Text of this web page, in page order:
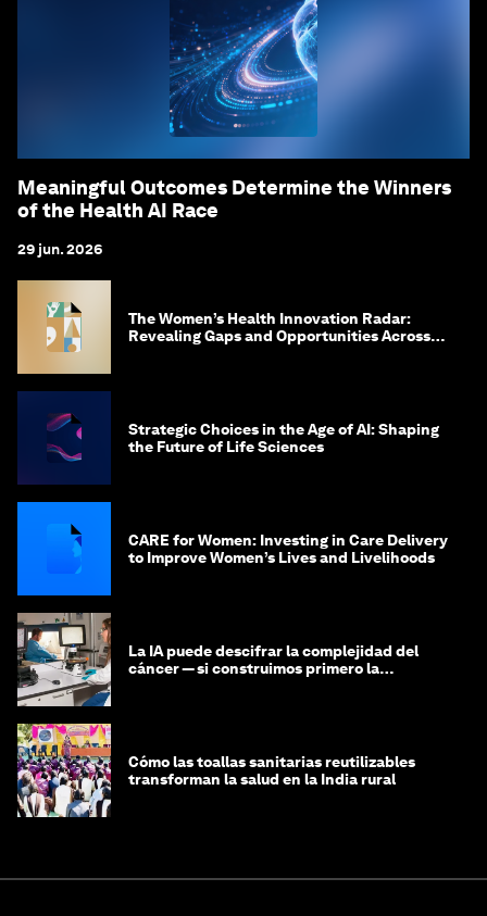
Meaningful Outcomes Determine the Winners
of the Health AI Race
29 jun. 2026
The Women’s Health Innovation Radar:
Revealing Gaps and Opportunities Across
Strategic Choices in the Age of AI: Shaping
the Future of Life Sciences
CARE for Women: Investing in Care Delivery
to Improve Women’s Lives and Livelihoods
La IA puede descifrar la complejidad del
cáncer — si construimos primero la
Cómo las toallas sanitarias reutilizables
transforman la salud en la India rural